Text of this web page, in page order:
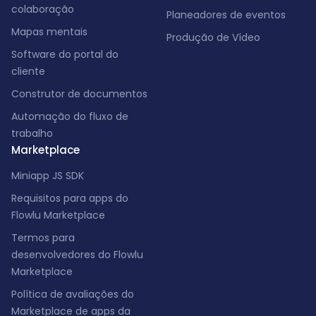
colaboração
Mapas mentais
Software do portal do
cliente
Construtor de documentos
Automação do fluxo de
trabalho
Marketplace
Miniapp JS SDK
Requisitos para apps do
Flowlu Marketplace
Termos para
desenvolvedores do Flowlu
Marketplace
Política de avaliações do
Marketplace de apps da
Planeadores de eventos
Produção de Vídeo